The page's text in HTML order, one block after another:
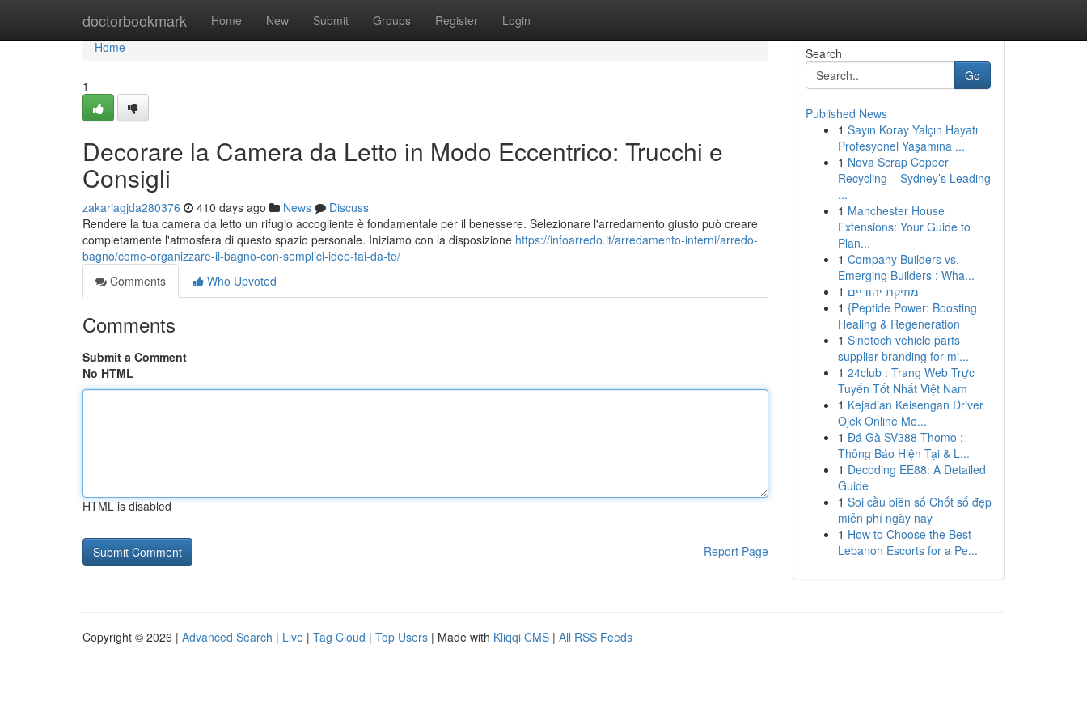
doctorbookmark Home New Submit Groups Register Login
Home
Home
1
Decorare la Camera da Letto in Modo Eccentrico: Trucchi e
Consigli
zakariagjda280376 410 days ago News
Discuss
Rendere la tua camera da letto un rifugio accogliente è fondamentale per il benessere. Selezionare l'arredamento giusto può creare
completamente l'atmosfera di questo spazio personale. Iniziamo con la disposizione https://infoarredo.it/arredamento-interni/arredo-
bagno/come-organizzare-il-bagno-con-semplici-idee-fai-da-te/
Comments
Who Upvoted
Comments
Submit a Comment
No HTML
HTML is disabled
Report Page
Search
Go
Published News
1 Sayın Koray Yalçın Hayatı
Profesyonel Yaşamına ...
1 Nova Scrap Copper
Recycling – Sydney’s Leading
...
1 Manchester House
Extensions: Your Guide to
Plan...
1 Company Builders vs.
Emerging Builders : Wha...
1 מוזיקת יהודיים
1 {Peptide Power: Boosting
Healing & Regeneration
1 Sinotech vehicle parts
supplier branding for mi...
1 24club : Trang Web Trực
Tuyến Tốt Nhất Việt Nam
1 Kejadian Keisengan Driver
Ojek Online Me...
1 Đá Gà SV388 Thomo :
Thông Báo Hiện Tại & L...
1 Decoding EE88: A Detailed
Guide
1 Soi cầu biên số Chốt số đẹp
miễn phí ngày nay
1 How to Choose the Best
Lebanon Escorts for a Pe...
Copyright © 2026 | Advanced Search | Live | Tag Cloud | Top Users | Made with Kliqqi CMS | All RSS Feeds